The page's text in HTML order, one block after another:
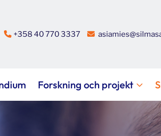
+358 40 770 3337
Forskning och projekt